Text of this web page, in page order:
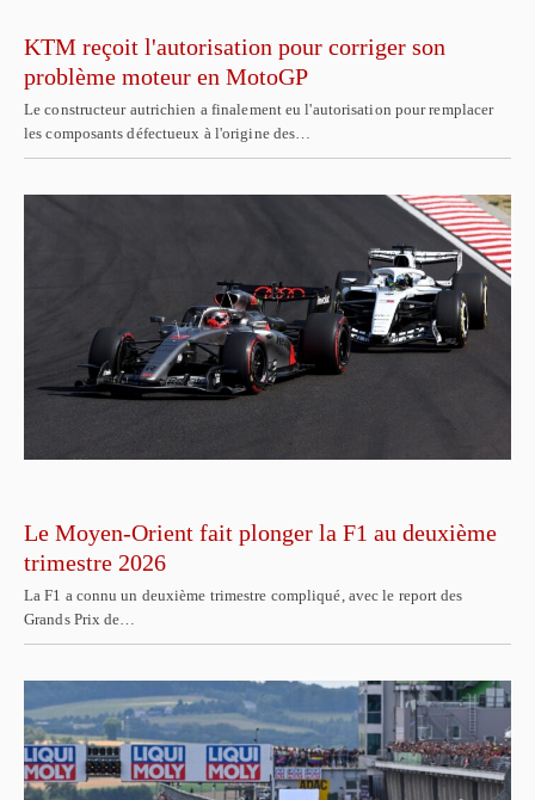
KTM reçoit l'autorisation pour corriger son
problème moteur en MotoGP
Le constructeur autrichien a finalement eu l'autorisation pour remplacer
les composants défectueux à l'origine des…
Le Moyen-Orient fait plonger la F1 au deuxième
trimestre 2026
La F1 a connu un deuxième trimestre compliqué, avec le report des
Grands Prix de…